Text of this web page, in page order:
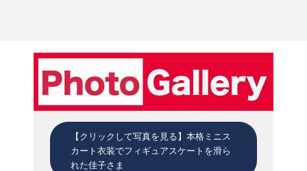
【クリックして写真を見る】本格ミニス
カート衣装でフィギュアスケートを滑ら
れた佳子さま